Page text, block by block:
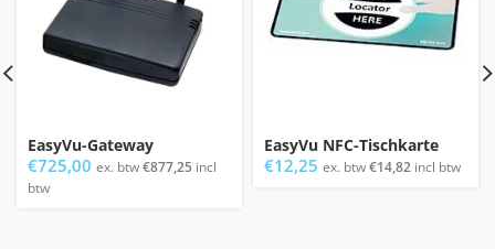
EasyVu-Gateway
€725,00 ex. btw€877,25 incl
btw
EasyVu NFC-Tischkarte
€12,25 ex. btw€14,82 incl btw